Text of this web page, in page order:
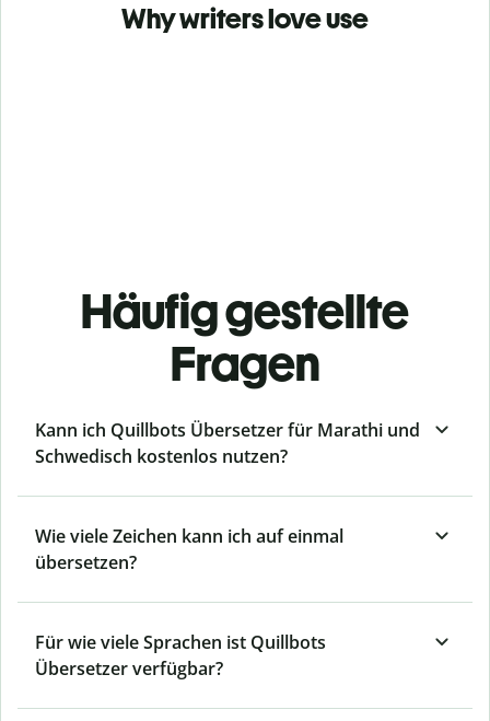
Why writers love use
Häufig gestellte
Fragen
Kann ich Quillbots Übersetzer für Marathi und
Schwedisch kostenlos nutzen?
Wie viele Zeichen kann ich auf einmal
übersetzen?
Für wie viele Sprachen ist Quillbots
Übersetzer verfügbar?